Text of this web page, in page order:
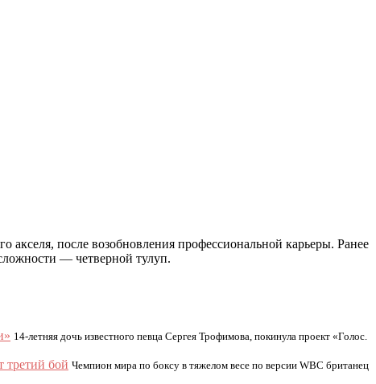
акселя, после возобновления профессиональной карьеры. Ранее
— четверной тулуп.
14-летняя дочь известного певца Сергея Трофимова, покинула проект «Голос.
третий бой Чемпион мира по боксу в тяжелом весе по версии WBC британец